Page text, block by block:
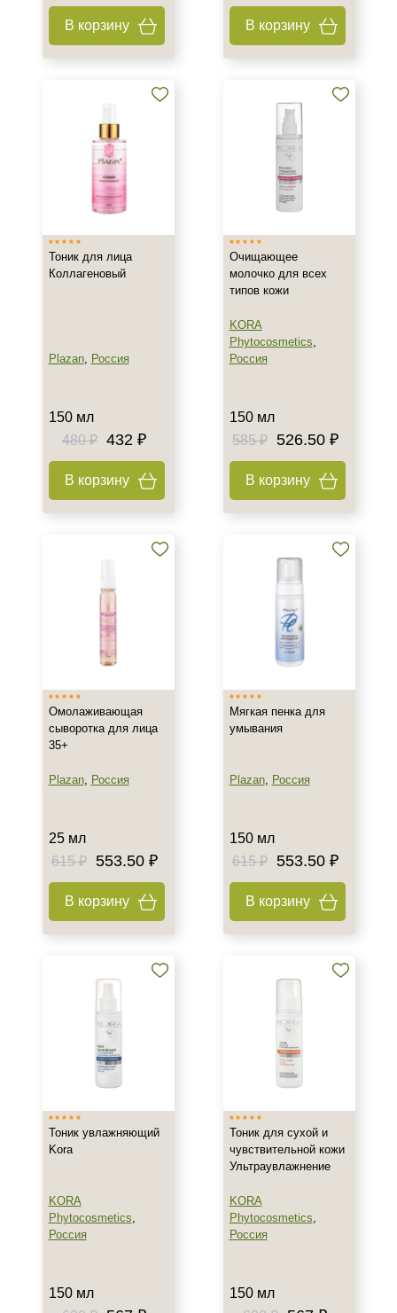
Показать еще
Матирование
Назначение против
Возрастные изменения
Воспаление
Применение
Защита
Защита от УФ-лучей
Показать еще
AHA-кислоты
EGF
Показать еще
Вечер
Показать еще
В корзину В корзину
Тоник для лица
Коллагеновый
Plazan, Россия
150 мл
480 ₽ 432 ₽
В корзину
Очищающее
молочко для всех
типов кожи
KORA
Phytocosmetics,
Россия
150 мл
585 ₽
526.50 ₽
В корзину
Омолаживающая
сыворотка для лица
35+
Plazan, Россия
25 мл
615 ₽
553.50 ₽
В корзину
Мягкая пенка для
умывания
Plazan, Россия
150 мл
615 ₽
553.50 ₽
В корзину
Тоник увлажняющий
Kora
KORA
Phytocosmetics,
Россия
150 мл
Тоник для сухой и
чувствительной кожи
Ультраувлажнение
KORA
Phytocosmetics,
Россия
150 мл